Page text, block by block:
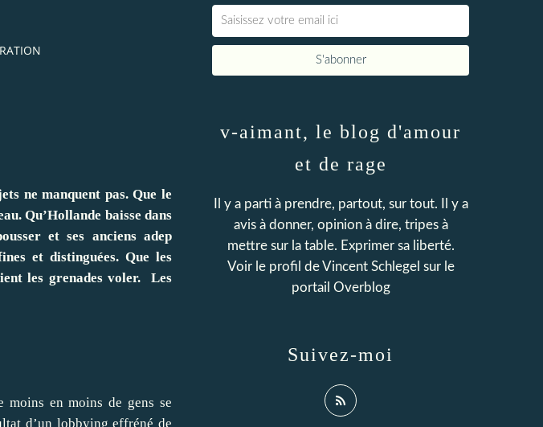
ne manquent pas. Que le
Qu’Hollande baisse dans
et ses anciens adep
et distinguées. Que les
les grenades voler. Les
en moins de gens se
d’un lobbying effréné de
v-aimant, le blog d'amour
et de rage
Il y a parti à prendre, partout, sur tout. Il y a
avis à donner, opinion à dire, tripes à
mettre sur la table. Exprimer sa liberté.
Voir le profil deVincent Schlegel sur le
portail Overblog
Suivez-moi